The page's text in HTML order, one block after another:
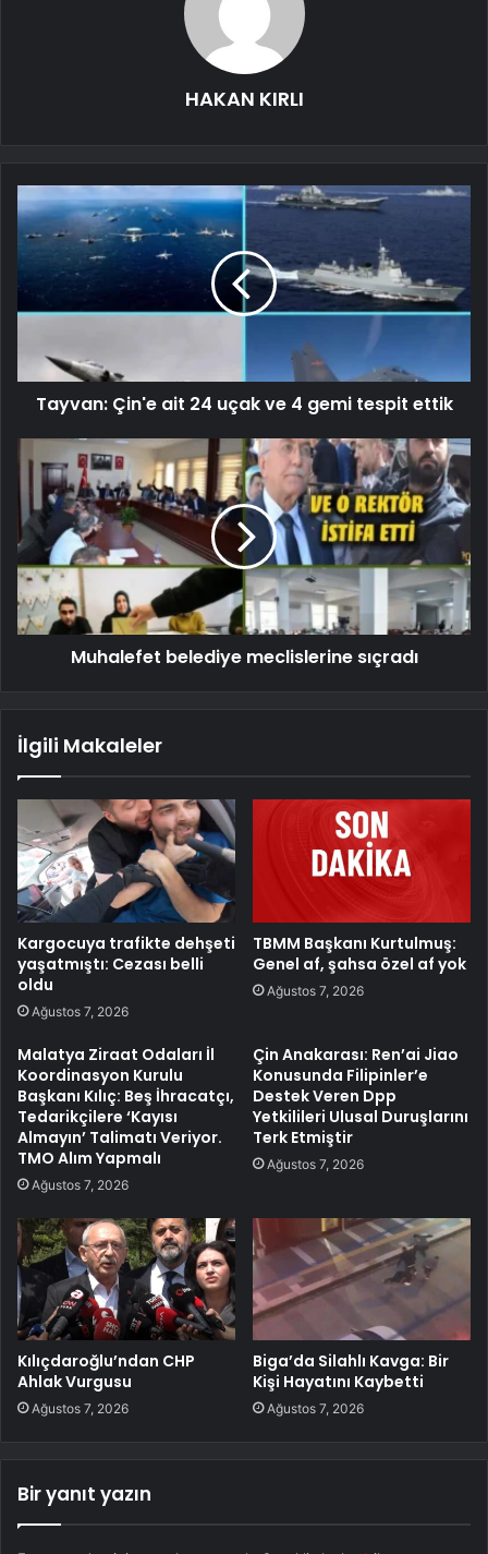
HAKAN KIRLI
Tayvan: Çin'e ait 24 uçak ve 4 gemi tespit ettik
Muhalefet belediye meclislerine sıçradı
İlgili Makaleler
Kargocuya trafikte dehşeti
yaşatmıştı: Cezası belli
oldu
Ağustos 7, 2026
TBMM Başkanı Kurtulmuş:
Genel af, şahsa özel af yok
Ağustos 7, 2026
Malatya Ziraat Odaları İl
Koordinasyon Kurulu
Başkanı Kılıç: Beş İhracatçı,
Tedarikçilere ‘Kayısı
Almayın’ Talimatı Veriyor.
TMO Alım Yapmalı
Ağustos 7, 2026
Çin Anakarası: Ren’ai Jiao
Konusunda Filipinler’e
Destek Veren Dpp
Yetkilileri Ulusal Duruşlarını
Terk Etmiştir
Ağustos 7, 2026
Kılıçdaroğlu’ndan CHP
Ahlak Vurgusu
Ağustos 7, 2026
Biga’da Silahlı Kavga: Bir
Kişi Hayatını Kaybetti
Ağustos 7, 2026
Bir yanıt yazın